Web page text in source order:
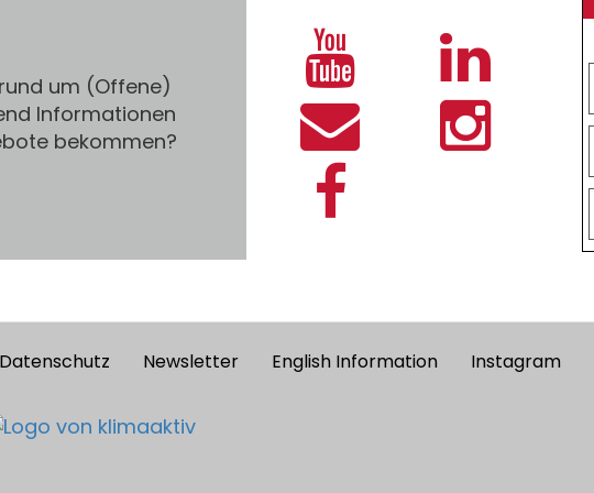
um (Offene)
Informationen
bekommen?
Datenschutz Newsletter English Information Instagram